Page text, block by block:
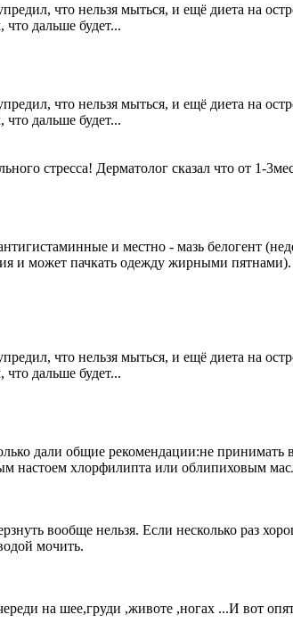
что нельзя мыться, и ещё диета на
дальше будет...
что нельзя мыться, и ещё диета на
дальше будет...
стресса! Дерматолог сказал что от 1-
и местно - мазь белогент
и может пачкать одежду жирными
что нельзя мыться, и ещё диета на
дальше будет...
дали общие рекомендации:не
настоем хлорфилипта или облипиховым
вообще нельзя. Если несколько раз
мочить.
на шее,груди ,животе ,ногах ...И вот